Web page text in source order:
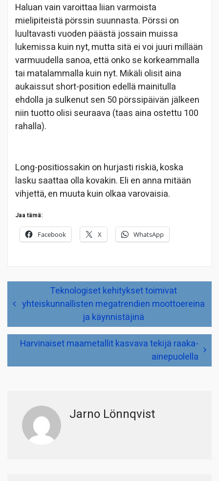
Haluan vain varoittaa liian varmoista
mielipiteistä pörssin suunnasta. Pörssi on
luultavasti vuoden päästä jossain muissa
lukemissa kuin nyt, mutta sitä ei voi juuri millään
varmuudella sanoa, että onko se korkeammalla
tai matalammalla kuin nyt. Mikäli olisit aina
aukaissut short-position edellä mainitulla
ehdolla ja sulkenut sen 50 pörssipäivän jälkeen
niin tuotto olisi seuraava (taas aina ostettu 100
rahalla).
Long-positiossakin on hurjasti riskiä, koska
lasku saattaa olla kovakin. Eli en anna mitään
vihjettä, en muuta kuin olkaa varovaisia.
Jaa tämä:
Facebook X WhatsApp
Teknologiset kehitykset toimivat
yhteiskunnallisten megatrendien moottoereina
ja käynnistäjinä
Harvinaiset maametallit kasvava tekijä raaka-
ainepuolella
Jarno Lönnqvist